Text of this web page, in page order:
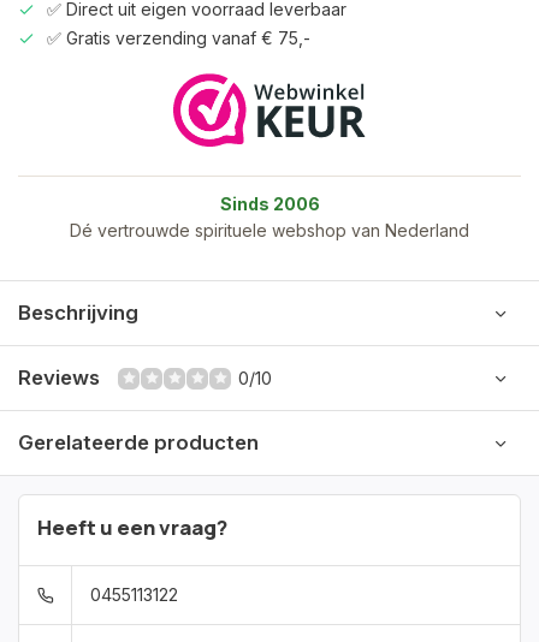
✅ Direct uit eigen voorraad leverbaar
✅ Gratis verzending vanaf € 75,-
Sinds 2006
Dé vertrouwde spirituele webshop van Nederland
Beschrijving
Reviews 0/10
Gerelateerde producten
Heeft u een vraag?
0455113122